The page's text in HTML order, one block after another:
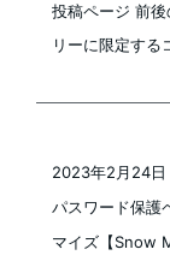
投稿ページ 前
リーに限定する
パスワード保護
マイズ【Snow
2023年2月24日